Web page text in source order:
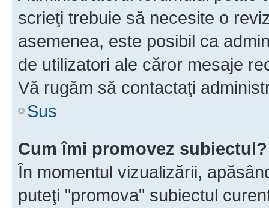
scrieţi trebuie să necesite o
asemenea, este posibil ca
de utilizatori ale căror mesaje
Vă rugăm să contactaţi
Sus
Cum îmi promovez subiectul?
În momentul vizualizării,
puteţi "promova" subiectul